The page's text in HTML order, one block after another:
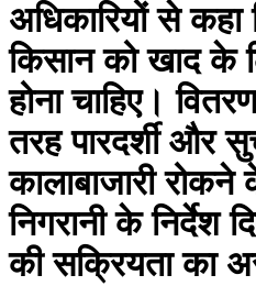
अधिकारियों से कहा
किसान को खाद के
होना चाहिए।
तरह पारदर्शी और
कालाबाजारी
निगरानी के निर्देश
की सक्रियता का